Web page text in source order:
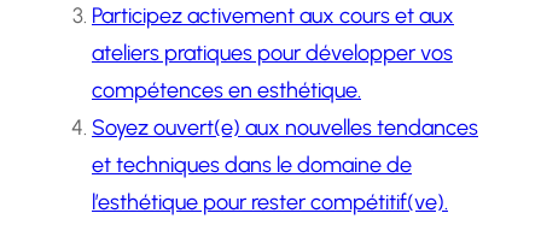
Participez activement aux cours et aux
ateliers pratiques pour développer vos
compétences en esthétique.
Soyez ouvert(e) aux nouvelles tendances
et techniques dans le domaine de
l’esthétique pour rester compétitif(ve).